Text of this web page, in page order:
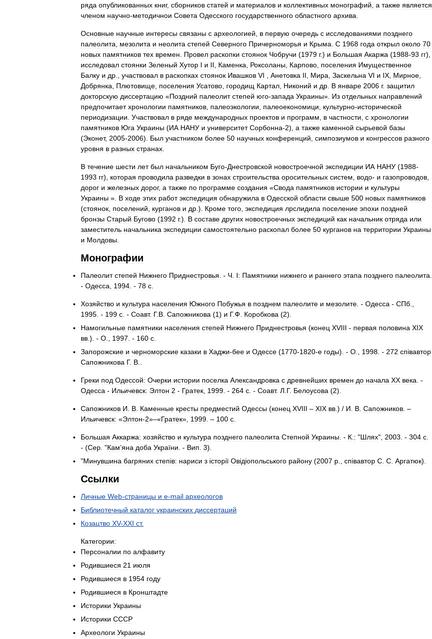
ряда опубликованных книг, сборников статей и материалов и коллективных монографий а также является
членом научно-методичнои Совета Одесского государственного областного архива
Основные научные интересы связаны с археологией в первую очередь с исследованиями позднего
палеолита
мезолита и неолита степей Северного Причерноморья и Крыма С 1968 года открыл около 70
новых памятников тех времен Провел раскопки стоянок Чобручи (1979 г.) и Большая Акаржа (1988-93 гг),
исследовал стоянки Зеленый Хутор I и II Каменка Роксоланы Карпово поселения Имущественное
Балку и др участвовал в раскопках стоянок Ивашков VI Анетовка II Мира Заскельна VI и IX Мирное
Добрянка
Плютовище поселения Усатово городищ Картал Никоний и др В январе 2006 г. защитил
докторскую диссертацию «Поздний палеолит степей юго-запада Украины». Из отдельных направлений
предпочитает хронологии памятников палеоэкологии палеоекономици культурно-исторической
периодизации Участвовал в ряде международных проектов и программ в частности с хронологии
памятников Юга Украины (ИА НАНУ и университет Сорбонна-2), а также каменной сырьевой базы
(Эконет, 2005-2006). Был участником более 50 научных конференций симпозиумов и конгрессов разного
уровня в разных странах
В течение шести лет был начальником Буго-Днестровской новостроечной экспедиции ИА НАНУ (1988-
1993 гг), которая проводила разведки в зонах строительства оросительных систем водо- и газопроводов
дорог и железных дорог, а также по программе создания «Свода памятников истории и культуры
Украины ». В ходе этих работ экспедиция обнаружила в Одесской области свыше 500 новых памятников
(стоянок поселений курганов и др .). Кроме того экспедиция лрслидила поселение эпохи поздней
бронзы Старый Бугово (1992 г.). В составе других новостроечных экспедиций как начальник отряда или
заместитель начальника экспедиции самостоятельно раскопал более 50 курганов на территории Украины
и Молдовы
Монографии
Палеолит степей Нижнего Приднестровья . - Ч І: Памятники нижнего и раннего этапа позднего палеолита
- Одесса 1994 . - 78 с
Хозяйство и культура населения Южного Побужья в позднем палеолите и мезолите . - Одесса - СПб
1995 . - 199 с . - Соавт. Г.В Сапожникова (1) и Г.Ф Коробкова (2).
Намогильные памятники населения степей Нижнего Приднестровья (конец XVIII - первая половина XIX
вв .). - О 1997 . - 160 с
Запорожские и черноморские казаки в Хаджи-бее и Одессе (1770-1820-е годы). - О 1998 . - 272 співавтор
Сапожникова Г. В
Греки под Одессой: Очерки истории поселка Александровка с древнейших времен до начала XX века . -
Одесса - Ильичевск: Элтон 2 - Гратек 1999 . - 264 с . - Соавт. Л Г. Белоусова (2).
Сапожников И В Каменные кресты предместий Одессы (конец XVIII – XIX вв .) / И В Сапожников . –
Ильичевск: «Элтон-2»–«Гратек», 1999 . – 100 с
Большая Аккаржа: хозяйство и культура позднего палеолита Степной Украины . - К : "Шлях", 2003 . - 304 с
- (Сер . "Кам’яна доба України . - Вип 3).
"Минувшина багряних степів: нариси з історії Овідіопольського району (2007 р співавтор С С Аргатюк).
Ссылки
Личные Web-страницы и e-mail археологов
Библиотечный каталог украинских диссертаций
Козацтво XV-XXI ст.
Категории:
Персоналии по алфавиту
Родившиеся 21 июля
Родившиеся в 1954 году
Родившиеся в Кронштадте
Историки Украины
Историки СССР
Археологи Украины